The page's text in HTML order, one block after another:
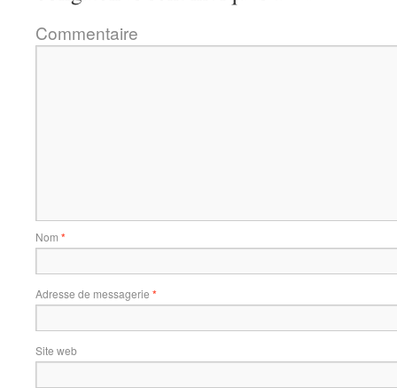
Commentaire
Nom *
Adresse de messagerie *
Site web